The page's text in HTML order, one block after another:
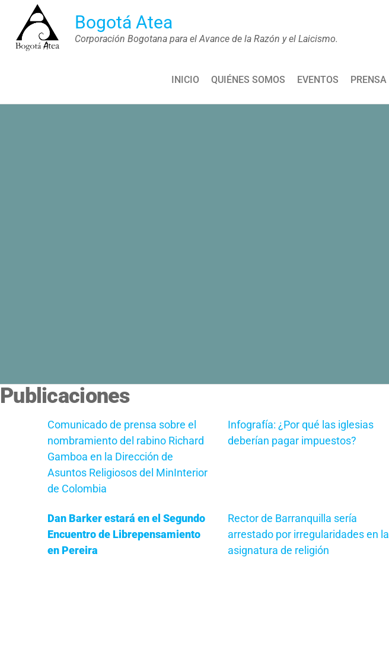
contenido
Bogotá Atea
Corporación Bogotana para el Avance de la Razón y el Laicismo.
INICIO QUIÉNES SOMOS EVENTOS PRENSA
Publicaciones
Comunicado de prensa sobre el
nombramiento del rabino Richard
Gamboa en la Dirección de
Asuntos Religiosos del MinInterior
de Colombia
Infografía: ¿Por qué las iglesias
deberían pagar impuestos?
Dan Barker estará en el Segundo
Encuentro de Librepensamiento
en Pereira
Rector de Barranquilla sería
arrestado por irregularidades en la
asignatura de religión